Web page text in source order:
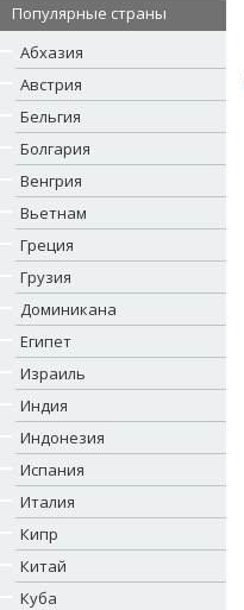
Популярные страны
Абхазия
Австрия
Бельгия
Болгария
Венгрия
Вьетнам
Греция
Грузия
Доминикана
Египет
Израиль
Индия
Индонезия
Испания
Италия
Кипр
Китай
Куба